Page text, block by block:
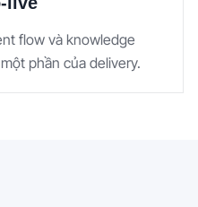
flow và knowledge
phần của delivery.